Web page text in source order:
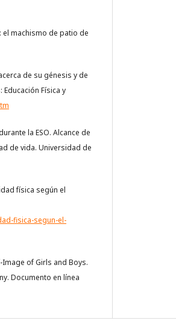
el machismo de patio de
de su génesis y de
Física y
la ESO. Alcance de
de vida. Universidad de
física según el
fisica-segun-el-
Image of Girls and Boys.
Documento en línea